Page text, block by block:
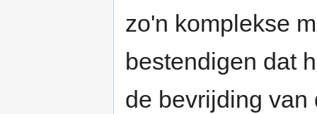
zo'n komplekse
bestendigen dat
de bevrijding van